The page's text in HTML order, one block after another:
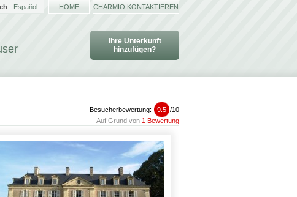
Ihre Unterkunft
hinzufügen?
Español HOME CHARMIO KONTAKTIEREN
Besucherbewertung: 9.5 /10
Auf Grund von 1 Bewertung